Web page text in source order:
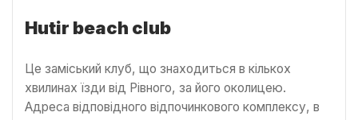
Hutir beach club
Це заміський клуб, що знаходиться в кількох
хвилинах їзди від Рівного, за його околицею.
Адреса відповідного відпочинкового комплексу, в